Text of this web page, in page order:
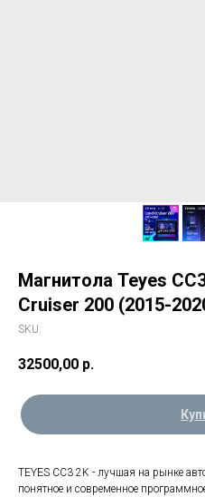
Магнитола Teyes
Cruiser 200 (2015-
SKU:
32500,00 р.
TEYES CC3 2K - лучшая на рынке
понятное и современное